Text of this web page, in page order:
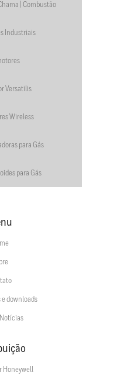
| Combustão
Industriais
Versatilis
Wireless
para Gás
para Gás
downloads
Honeywell